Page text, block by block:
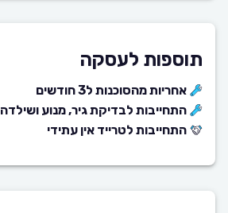
תוספות לעסקה
אחריות מהסוכנות ל3 חודשים
התחייבות לבדיקת גיר, מנוע ושילדה
התחייבות לטרייד אין עתידי